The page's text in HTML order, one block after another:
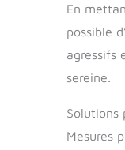
En
possible
agressifs
sereine.
Solutions
Mesures